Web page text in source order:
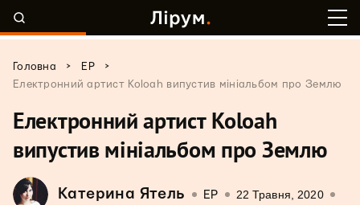
Головна > EP
>
Електронний артист Koloah випустив мініальбом про Землю
Електронний артист Koloah
випустив мініальбом про Землю
Катерина Ятель EP 22 Травня, 2020